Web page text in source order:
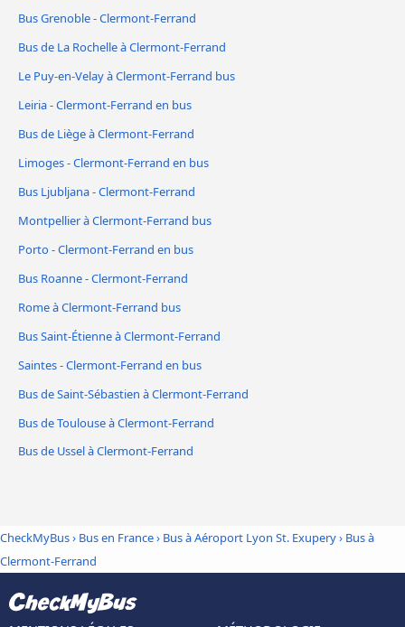
Bus Grenoble - Clermont-Ferrand
Bus de La Rochelle à Clermont-Ferrand
Le Puy-en-Velay à Clermont-Ferrand bus
Leiria - Clermont-Ferrand en bus
Bus de Liège à Clermont-Ferrand
Limoges - Clermont-Ferrand en bus
Bus Ljubljana - Clermont-Ferrand
Montpellier à Clermont-Ferrand bus
Porto - Clermont-Ferrand en bus
Bus Roanne - Clermont-Ferrand
Rome à Clermont-Ferrand bus
Bus Saint-Étienne à Clermont-Ferrand
Saintes - Clermont-Ferrand en bus
Bus de Saint-Sébastien à Clermont-Ferrand
Bus de Toulouse à Clermont-Ferrand
Bus de Ussel à Clermont-Ferrand
CheckMyBus› Bus en France› Bus à Aéroport Lyon St. Exupery› Bus à
Clermont-Ferrand